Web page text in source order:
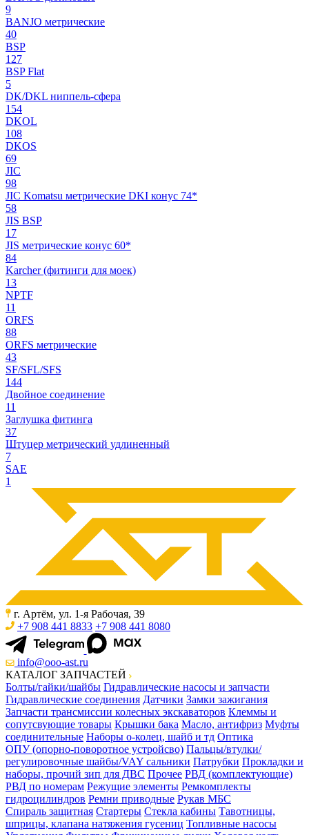
9
BANJO метрические
40
BSP
127
BSP Flat
5
DK/DKL ниппель-сфера
154
DKOL
108
DKOS
69
JIC
98
JIC Komatsu метрические DKI конус 74*
58
JIS BSP
17
JIS метрические конус 60*
84
Karcher (фитинги для моек)
13
NPTF
11
ORFS
88
ORFS метрические
43
SF/SFL/SFS
144
Двойное соединение
11
Заглушка фитинга
37
Штуцер метрический удлиненный
7
SAE
1
г. Артём, ул. 1-я Рабочая, 39
+7 908 441 8833 +7 908 441 8080
info@ooo-ast.ru
КАТАЛОГ ЗАПЧАСТЕЙ
Болты/гайки/шайбы Гидравлические насосы и запчасти
Гидравлические соединения Датчики Замки зажигания
Запчасти трансмиссии колесных экскаваторов Клеммы и
сопутсвующие товары Крышки бака Масло, антифриз Муфты
соединительные Наборы о-колец, шайб и тд Оптика
ОПУ (опорно-поворотное устройсво) Пальцы/втулки/
регулировочные шайбы/VAY сальники Патрубки Прокладки и
наборы, прочий зип для ДВС Прочее РВД (комплектующие)
РВД по номерам Режущие элементы Ремкомплекты
гидроцилиндров Ремни приводные Рукав МБС
Спираль защитная Стартеры Стекла кабины Тавотницы,
шприцы, клапана натяжения гусениц Топливные насосы